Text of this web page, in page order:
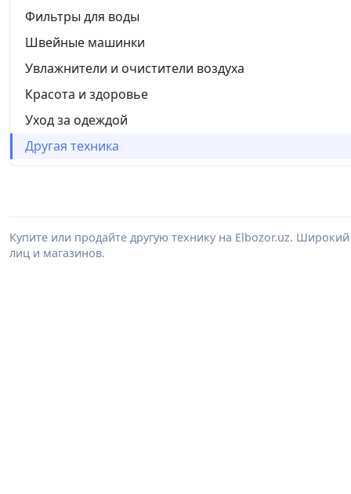
Фильтры для воды
Швейные машинки
Увлажнители и очистители воздуха
Красота и здоровье
Уход за одеждой
Другая техника
Купите или продайте другую технику на Elbozor.uz.
лиц и магазинов.